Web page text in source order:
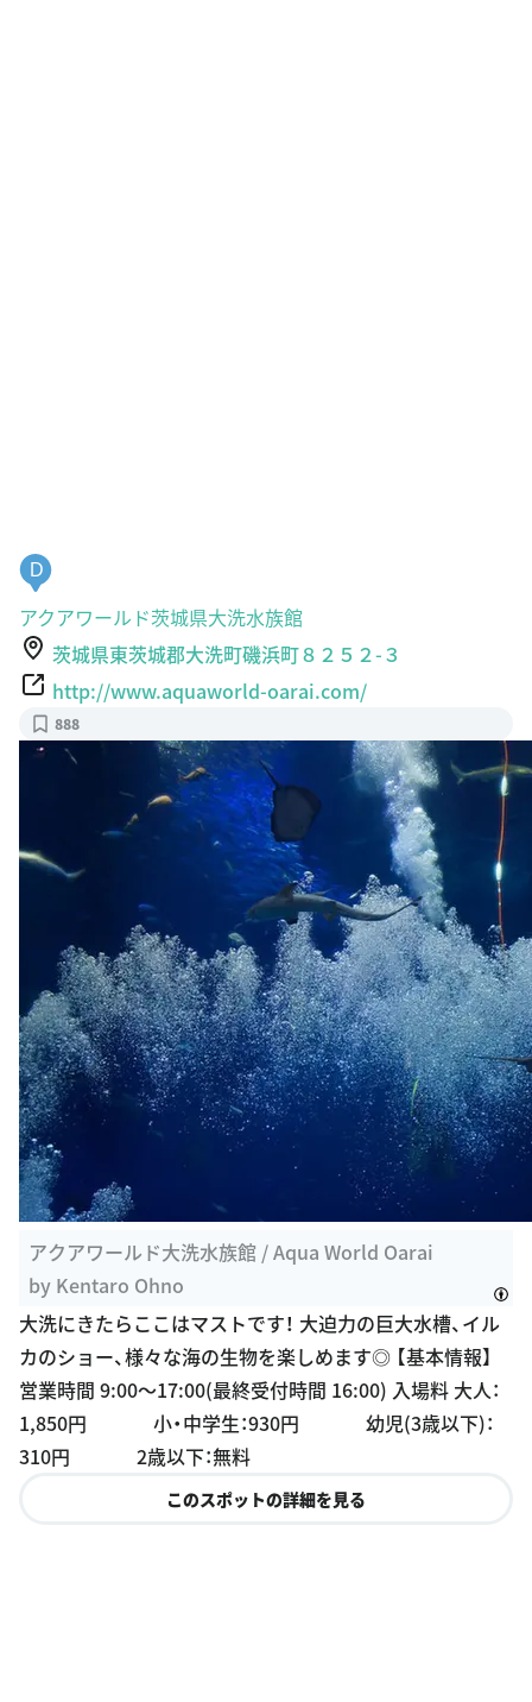
D
アクアワールド茨城県大洗水族館
茨城県東茨城郡大洗町磯浜町８２５２-３
http://www.aquaworld-oarai.com/
888
アクアワールド大洗水族館 / Aqua World Oarai
by Kentaro Ohno
大洗にきたらここはマストです！ 大迫力の巨大水槽、イル
カのショー、様々な海の生物を楽しめます◎ 【基本情報】
営業時間 9:00〜17:00(最終受付時間 16:00) 入場料 大人：
1,850円 小・中学生：930円 幼児(3歳以下)：
310円 2歳以下：無料
このスポットの詳細を見る